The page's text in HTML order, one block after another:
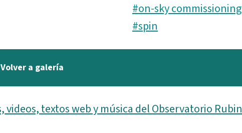
#on-sky commissioning
#spin
Volver a galería
videos, textos web y música del Observatorio Rubin